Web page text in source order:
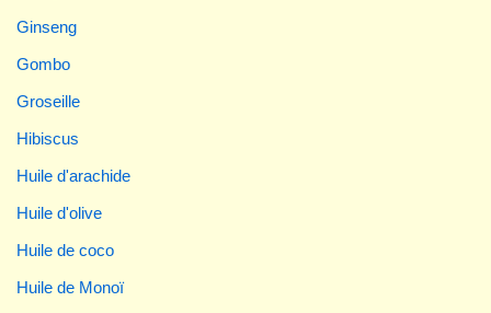
Ginseng
Gombo
Groseille
Hibiscus
Huile d'arachide
Huile d'olive
Huile de coco
Huile de Monoï